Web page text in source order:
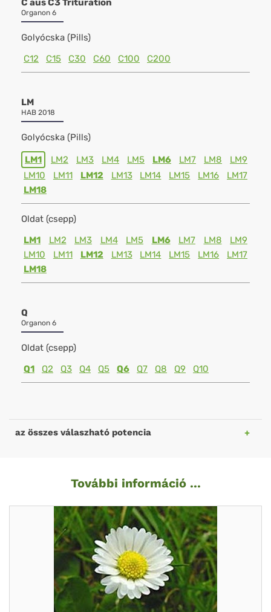
C aus C3 Trituration
Organon 6
Golyócska (Pills)
C12
C15 C30 C60 C100 C200
LM
HAB 2018
Golyócska (Pills)
LM1 LM2 LM3 LM4 LM5 LM6 LM7 LM8
LM9
LM10
LM11 LM12 LM13 LM14 LM15 LM16
LM17
LM18
Oldat (csepp)
LM1
LM2 LM3 LM4 LM5 LM6 LM7 LM8
LM9
LM10
LM11 LM12 LM13 LM14 LM15 LM16
LM17
LM18
Q
Organon 6
Oldat (csepp)
Q1
Q2 Q3 Q4 Q5 Q6 Q7 Q8 Q9 Q10
az összes válaszható potencia
További információ ...